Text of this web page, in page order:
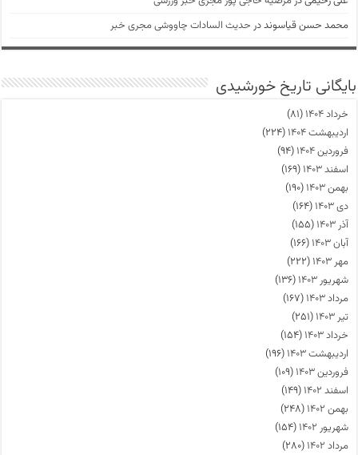
محمد حسن قیاسونددر حدیث السادات چاووشی مجری خبر
بایگانی تاریخ خورشیدی
خرداد ۱۴۰۴
(۸۱)
اردیبهشت ۱۴۰۴
(۲۲۴)
فروردین ۱۴۰۴
(۹۴)
اسفند ۱۴۰۳
(۱۶۹)
بهمن ۱۴۰۳
(۱۹۰)
دی ۱۴۰۳
(۱۶۴)
آذر ۱۴۰۳
(۱۵۵)
آبان ۱۴۰۳
(۱۶۶)
مهر ۱۴۰۳
(۲۲۲)
شهریور ۱۴۰۳
(۱۳۶)
مرداد ۱۴۰۳
(۱۶۷)
تیر ۱۴۰۳
(۲۵۱)
خرداد ۱۴۰۳
(۱۵۴)
اردیبهشت ۱۴۰۳
(۱۹۶)
فروردین ۱۴۰۳
(۱۰۹)
اسفند ۱۴۰۲
(۱۴۹)
بهمن ۱۴۰۲
(۲۴۸)
شهریور ۱۴۰۲
(۱۵۴)
مرداد ۱۴۰۲
(۲۸۰)